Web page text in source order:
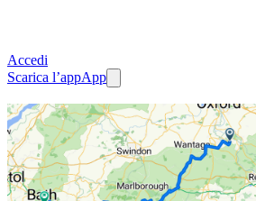
Accedi
Scarica l’appApp